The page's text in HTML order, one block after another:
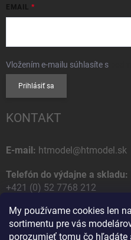
My používame cookies len
sortimentu pre vás
porozumieť tomu čo hľadáte
EMAIL
Vložením e-mailu súhlasíte s
Prihlásiť sa
KONTAKT
E-mail: htmodel@htmodel.sk
Telefón do výdajne a skladu:
+421 (0) 52 7768 212
Poštová / Odberná adresa:
HT model